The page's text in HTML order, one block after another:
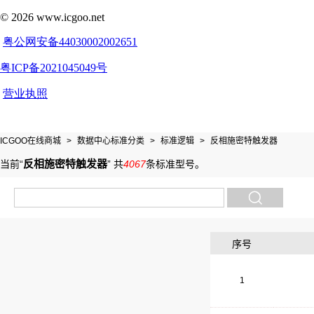
ICGOO在线商城 > 数据中心标准分类 > 标准逻辑 > 反相施密特触发器
当前“反相施密特触发器” 共4067条标准型号。
序号
1